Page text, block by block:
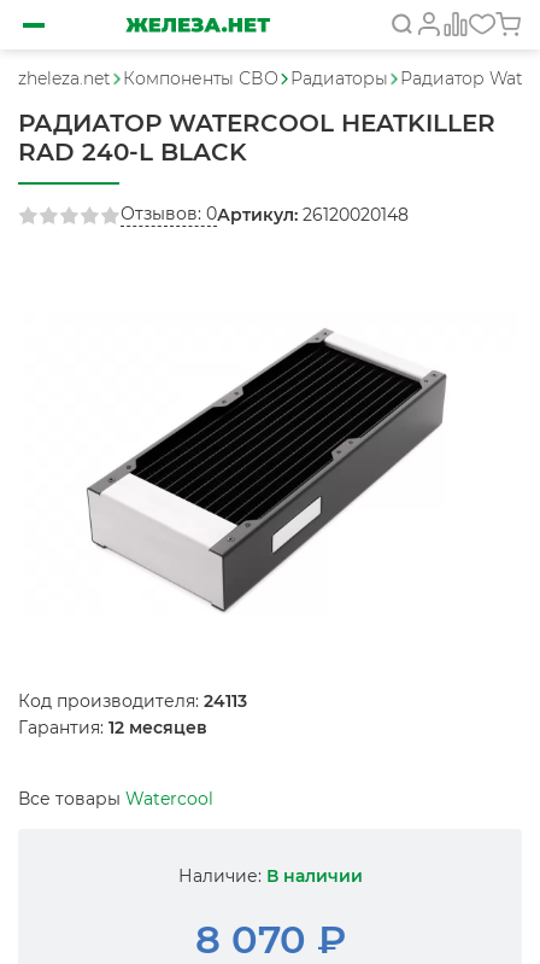
zheleza.net Компоненты СВО Радиаторы Радиатор
РАДИАТОР WATERCOOL HEATKILLER
RAD 240-L BLACK
Отзывов: 0Артикул: 26120020148
Код производителя: 24113
Гарантия: 12 месяцев
Все товары Watercool
Наличие: В наличии
8 070 ₽